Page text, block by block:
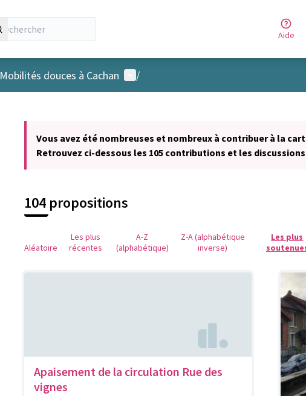
Aide
Mobilités douces à Cachan Menu utilisateur
/
Vous avez été nombreuses et nombreux à contribuer à la
Retrouvez ci-dessous les 105 contributions et les
104 propositions
Aléatoire
Les plus
récentes
A-Z
(alphabétique)
Z-A (alphabétique
inverse)
Les plus
Apaisement de la circulation Rue des
vignes